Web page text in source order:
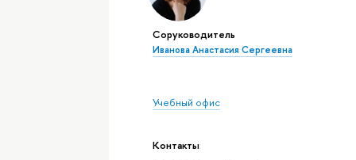
Соруководитель
Иванова Анастасия Сергеевна
Учебный офис
Контакты